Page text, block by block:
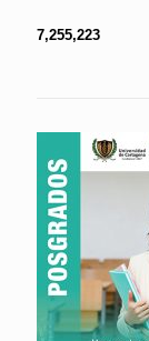
7,255,223